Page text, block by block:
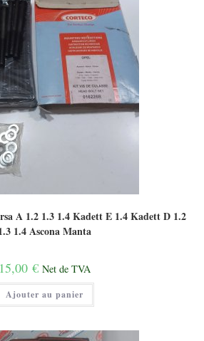
A 1.2 1.3 1.4 Kadett E 1.4 Kadett D 1.2
1.4 Ascona Manta
15,00 € Net de TVA
Ajouter au panier